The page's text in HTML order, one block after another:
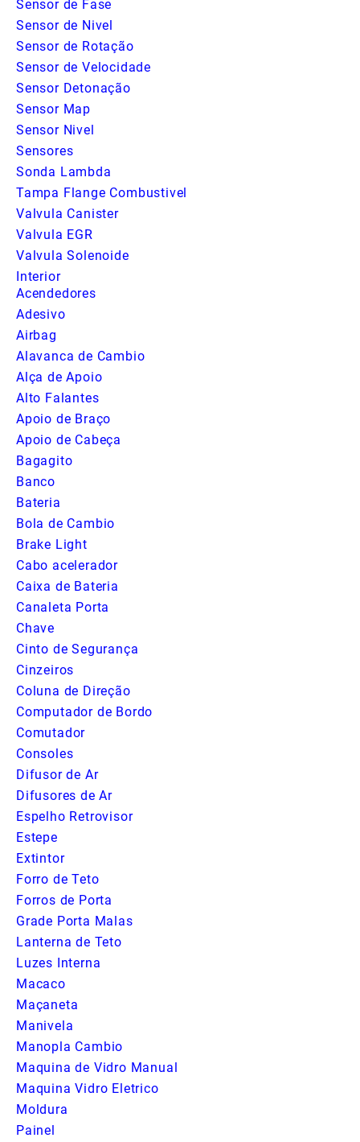
Sensor de Fase
Sensor de Nivel
Sensor de Rotação
Sensor de Velocidade
Sensor Detonação
Sensor Map
Sensor Nivel
Sensores
Sonda Lambda
Tampa Flange Combustivel
Valvula Canister
Valvula EGR
Valvula Solenoide
Interior
Acendedores
Adesivo
Airbag
Alavanca de Cambio
Alça de Apoio
Alto Falantes
Apoio de Braço
Apoio de Cabeça
Bagagito
Banco
Bateria
Bola de Cambio
Brake Light
Cabo acelerador
Caixa de Bateria
Canaleta Porta
Chave
Cinto de Segurança
Cinzeiros
Coluna de Direção
Computador de Bordo
Comutador
Consoles
Difusor de Ar
Difusores de Ar
Espelho Retrovisor
Estepe
Extintor
Forro de Teto
Forros de Porta
Grade Porta Malas
Lanterna de Teto
Luzes Interna
Macaco
Maçaneta
Manivela
Manopla Cambio
Maquina de Vidro Manual
Maquina Vidro Eletrico
Moldura
Painel